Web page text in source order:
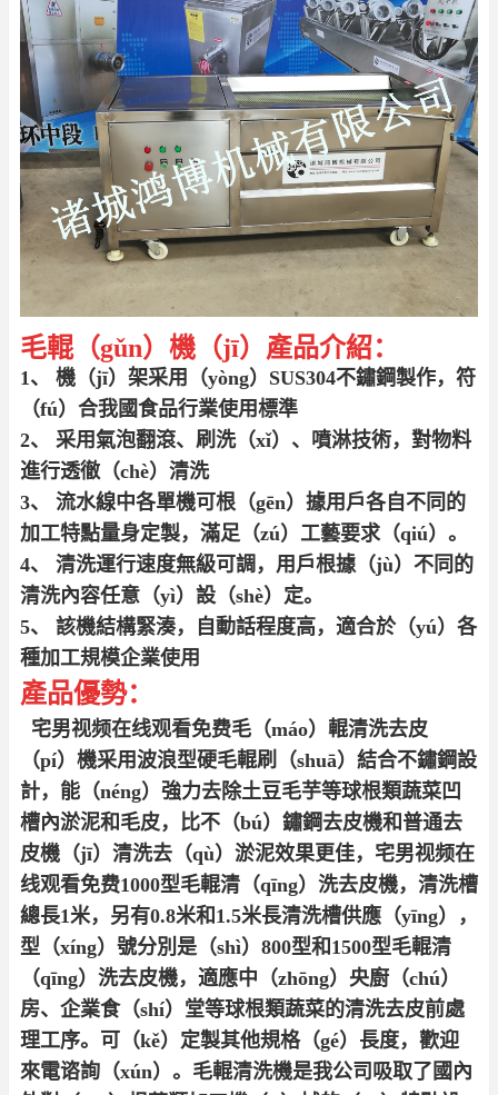
毛輥（gǔn）機（jī）產品介紹：
1、 機（jī）架采用（yòng）SUS304不鏽鋼製作，符
（fú）合我國食品行業使用標準
2、 采用氣泡翻滾、刷洗（xǐ）、噴淋技術，對物料
進行透徹（chè）清洗
3、 流水線中各單機可根（gēn）據用戶各自不同的
加工特點量身定製，滿足（zú）工藝要求（qiú）。
4、 清洗運行速度無級可調，用戶根據（jù）不同的
清洗內容任意（yì）設（shè）定。
5、 該機結構緊湊，自動話程度高，適合於（yú）各
種加工規模企業使用
產品優勢：
宅男视频在线观看免费毛（máo）輥清洗去皮
（pí）機采用波浪型硬毛輥刷（shuā）結合不鏽鋼設
計，能（néng）強力去除土豆毛芋等球根類蔬菜凹
槽內淤泥和毛皮，比不（bú）鏽鋼去皮機和普通去
皮機（jī）清洗去（qù）淤泥效果更佳，宅男视频在
线观看免费1000型毛輥清（qīng）洗去皮機，清洗槽
總長1米，另有0.8米和1.5米長清洗槽供應（yīng），
型（xíng）號分別是（shì）800型和1500型毛輥清
（qīng）洗去皮機，適應中（zhōng）央廚（chú）
房、企業食（shí）堂等球根類蔬菜的清洗去皮前處
理工序。可（kě）定製其他規格（gé）長度，歡迎
來電谘詢（xún）。毛輥清洗機是我公司吸取了國內